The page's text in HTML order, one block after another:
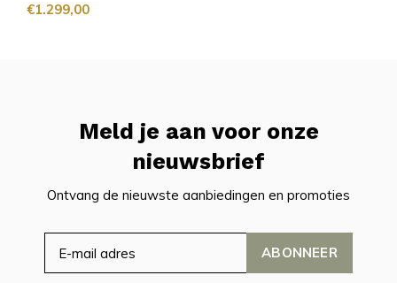
€1.299,00
Meld je aan voor onze
nieuwsbrief
Ontvang de nieuwste aanbiedingen en promoties
ABONNEER